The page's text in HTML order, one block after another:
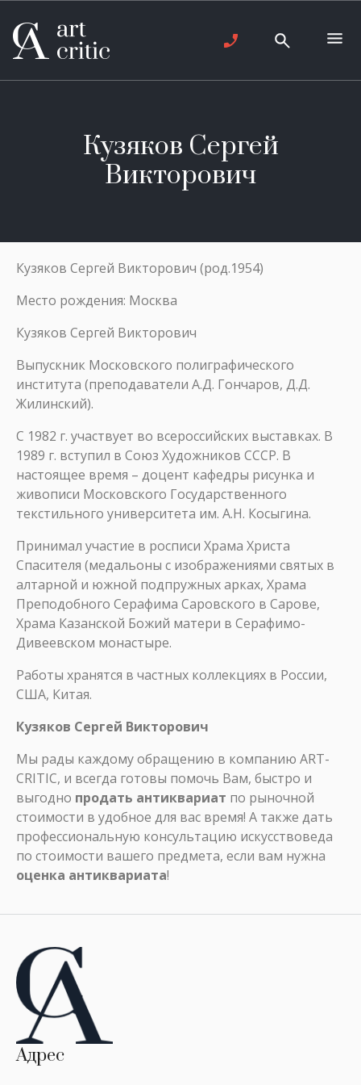
Кузяков Сергей
Викторович
Кузяков Сергей Викторович (род.1954)
Место рождения: Москва
Кузяков Сергей Викторович
Выпускник Московского полиграфического
института (преподаватели А.Д. Гончаров, Д.Д.
Жилинский).
С 1982 г. участвует во всероссийских выставках. В
1989 г. вступил в Союз Художников СССР. В
настоящее время – доцент кафедры рисунка и
живописи Московского Государственного
текстильного университета им. А.Н. Косыгина.
Принимал участие в росписи Храма Христа
Спасителя (медальоны с изображениями святых в
алтарной и южной подпружных арках, Храма
Преподобного Серафима Саровского в Сарове,
Храма Казанской Божий матери в Серафимо-
Дивеевском монастыре.
Работы хранятся в частных коллекциях в России,
США, Китая.
Кузяков Сергей Викторович
Мы рады каждому обращению в компанию ART-
CRITIC, и всегда готовы помочь Вам, быстро и
выгодно продать антиквариат по рыночной
стоимости в удобное для вас время! А также дать
профессиональную консультацию искусствоведа
по стоимости вашего предмета, если вам нужна
оценка антиквариата!
Адрес